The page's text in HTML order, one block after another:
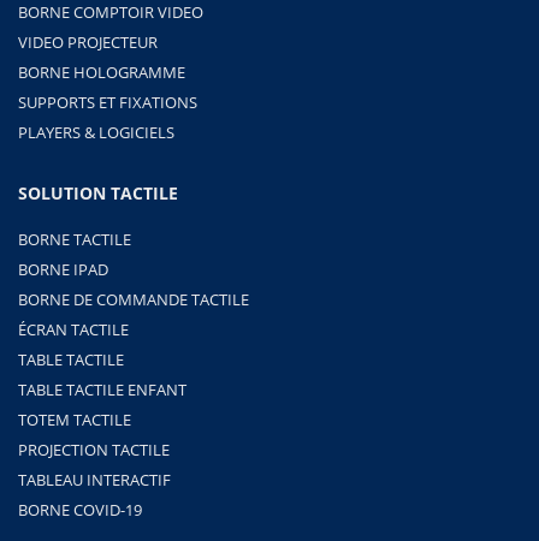
BORNE COMPTOIR VIDEO
VIDEO PROJECTEUR
BORNE HOLOGRAMME
SUPPORTS ET FIXATIONS
PLAYERS & LOGICIELS
SOLUTION TACTILE
BORNE TACTILE
BORNE IPAD
BORNE DE COMMANDE TACTILE
ÉCRAN TACTILE
TABLE TACTILE
TABLE TACTILE ENFANT
TOTEM TACTILE
PROJECTION TACTILE
TABLEAU INTERACTIF
BORNE COVID-19